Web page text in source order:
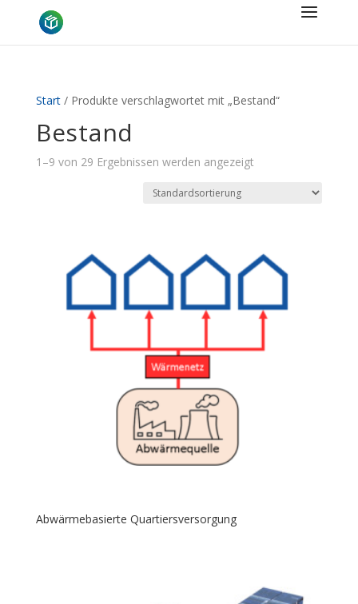
Start/ Produkte verschlagwortet mit „Bestand“
Bestand
1–9 von 29 Ergebnissen werden angezeigt
Abwärmebasierte Quartiersversorgung